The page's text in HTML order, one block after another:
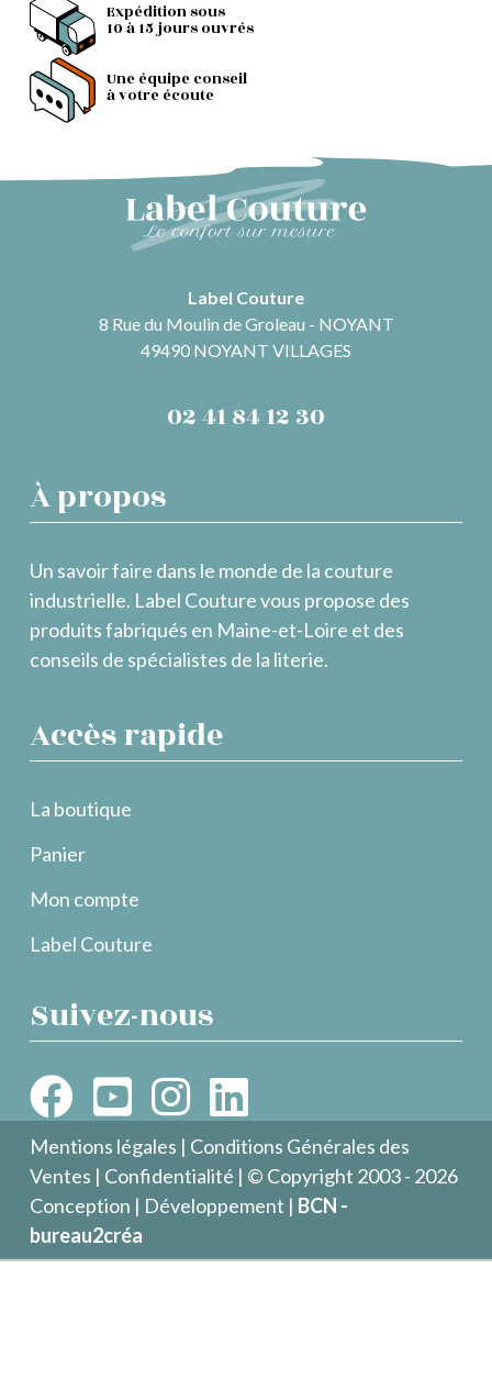
Expédition sous
10 à 15 jours ouvrés
Une équipe conseil
à votre écoute
Label Couture
8 Rue du Moulin de Groleau - NOYANT
49490 NOYANT VILLAGES
02 41 84 12 30
À propos
Un savoir faire dans le monde de la couture
industrielle. Label Couture vous propose des
produits fabriqués en Maine-et-Loire et des
conseils de spécialistes de la literie.
Accès rapide
La boutique
Panier
Mon compte
Label Couture
Suivez-nous
Mentions légales | Conditions Générales des
Ventes | Confidentialité | © Copyright 2003 - 2026
Conception | Développement | BCN -
bureau2créa